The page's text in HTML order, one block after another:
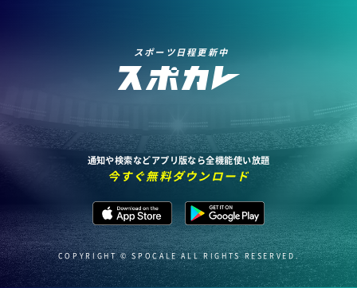
スポーツ日程更新中
通知や検索などアプリ版なら全機能使い放題
今すぐ無料ダウンロード
COPYRIGHT © SPOCALE ALL RIGHTS RESERVED.